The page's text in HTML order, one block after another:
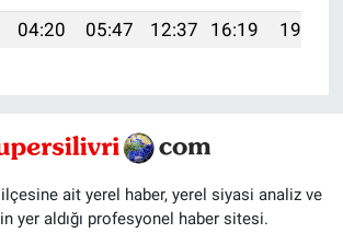
04:20 05:47 12:37 16:19 19:18
ait yerel haber, yerel siyasi analiz ve
yer aldığı profesyonel haber sitesi.